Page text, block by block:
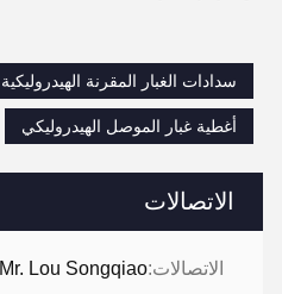
الاتصالات
الاتصالات:Mr. Lou Songqiao
سدادات الغبار المقرنة الهيدروليكية
أغطية غبار الموصل الهيدروليكي